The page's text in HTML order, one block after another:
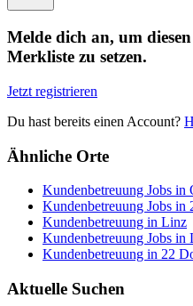
Melde dich an, um
Merkliste zu setzen.
Jetzt registrieren
Du hast bereits einen Account?
Ähnliche Orte
Kundenbetreuung Jobs in
Kundenbetreuung Jobs in
Kundenbetreuung in Linz
Kundenbetreuung Jobs in
Kundenbetreuung in 22
Aktuelle Suchen